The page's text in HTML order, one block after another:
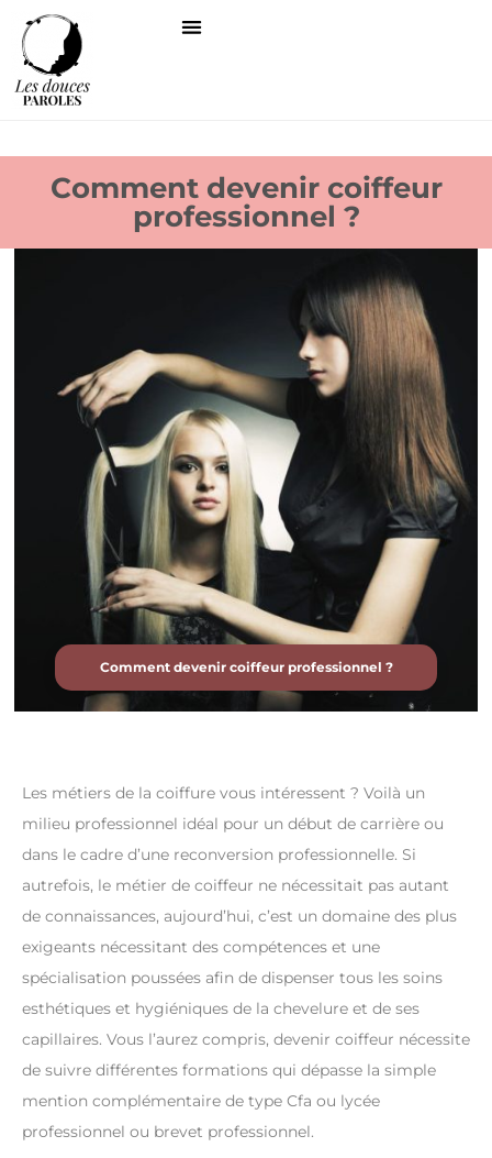
Comment devenir coiffeur
professionnel ?
Comment devenir coiffeur professionnel ?
Les métiers de la coiffure vous intéressent ? Voilà un
milieu professionnel idéal pour un début de carrière ou
dans le cadre d’une reconversion professionnelle. Si
autrefois, le métier de coiffeur ne nécessitait pas autant
de connaissances, aujourd’hui, c’est un domaine des plus
exigeants nécessitant des compétences et une
spécialisation poussées afin de dispenser tous les soins
esthétiques et hygiéniques de la chevelure et de ses
capillaires. Vous l’aurez compris, devenir coiffeur nécessite
de suivre différentes formations qui dépasse la simple
mention complémentaire de type Cfa ou lycée
professionnel ou brevet professionnel.